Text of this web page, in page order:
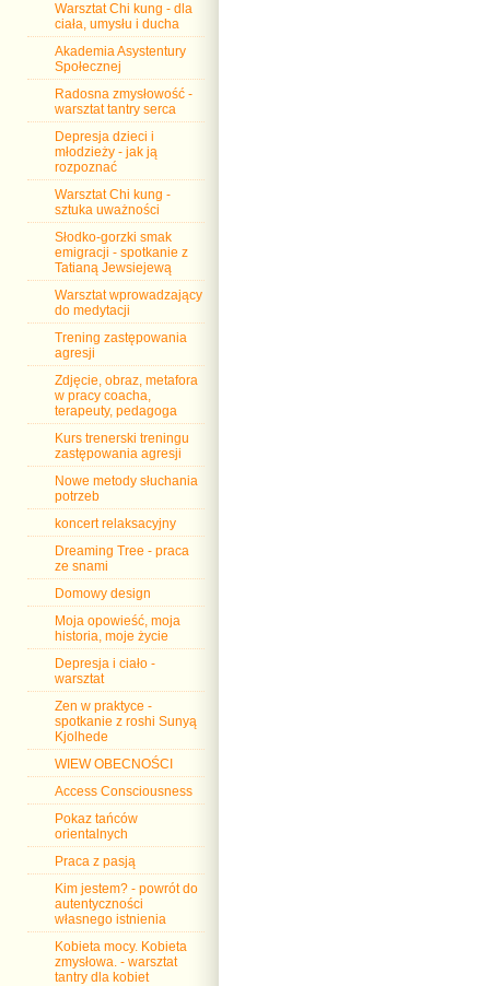
Warsztat Chi kung - dla
ciała, umysłu i ducha
Akademia Asystentury
Społecznej
Radosna zmysłowość -
warsztat tantry serca
Depresja dzieci i
młodzieży - jak ją
rozpoznać
Warsztat Chi kung -
sztuka uważności
Słodko-gorzki smak
emigracji - spotkanie z
Tatianą Jewsiejewą
Warsztat wprowadzający
do medytacji
Trening zastępowania
agresji
Zdjęcie, obraz, metafora
w pracy coacha,
terapeuty, pedagoga
Kurs trenerski treningu
zastępowania agresji
Nowe metody słuchania
potrzeb
koncert relaksacyjny
Dreaming Tree - praca
ze snami
Domowy design
Moja opowieść, moja
historia, moje życie
Depresja i ciało -
warsztat
Zen w praktyce -
spotkanie z roshi Sunyą
Kjolhede
WIEW OBECNOŚCI
Access Consciousness
Pokaz tańców
orientalnych
Praca z pasją
Kim jestem? - powrót do
autentyczności
własnego istnienia
Kobieta mocy. Kobieta
zmysłowa. - warsztat
tantry dla kobiet